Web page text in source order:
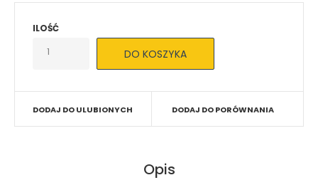
ILOŚĆ
DODAJ DO ULUBIONYCH DODAJ DO PORÓWNANIA
Opis